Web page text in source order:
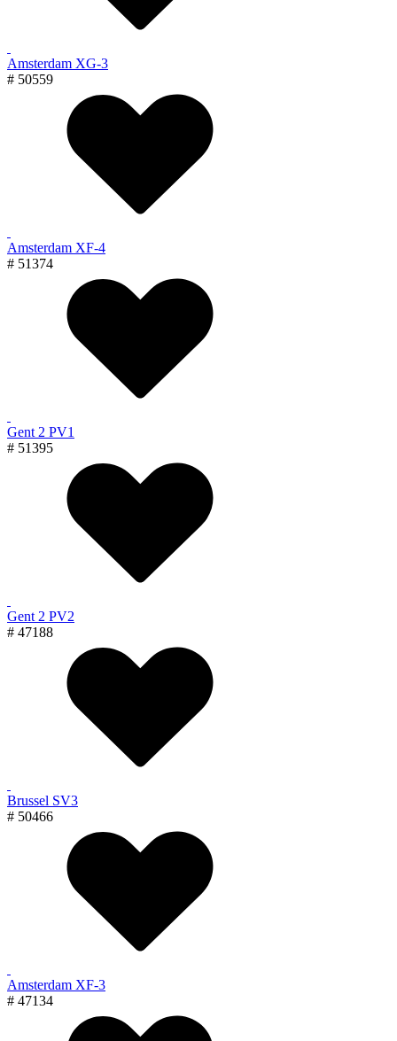
Amsterdam XG-3
# 50559
Amsterdam XF-4
# 51374
Gent 2 PV1
# 51395
Gent 2 PV2
# 47188
Brussel SV3
# 50466
Amsterdam XF-3
# 47134